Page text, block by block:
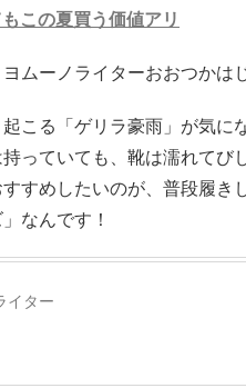
この夏買う価値アリ
ムーノライターおおつかは
こる「ゲリラ豪雨」が気に
っていても、靴は濡れてび
すめしたいのが、普段履き
なんです！
イター